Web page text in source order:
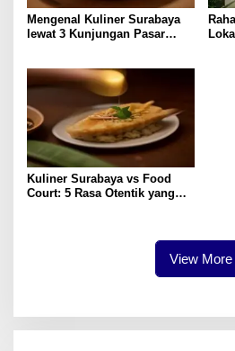
Mengenal Kuliner Surabaya
lewat 3 Kunjungan Pasar
Kuliner Surabaya vs Food
Court: 5 Rasa Otentik yang
View More